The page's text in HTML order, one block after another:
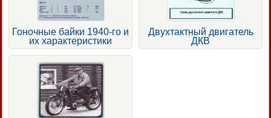
Гоночные байки 1940-го и
их характеристики
Двухтактный двигатель
ДКВ